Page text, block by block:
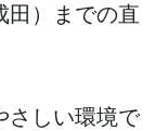
田）までの直
さしい環境で